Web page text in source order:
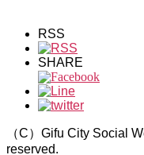
RSS
SHARE
（C）Gifu City Social
reserved.